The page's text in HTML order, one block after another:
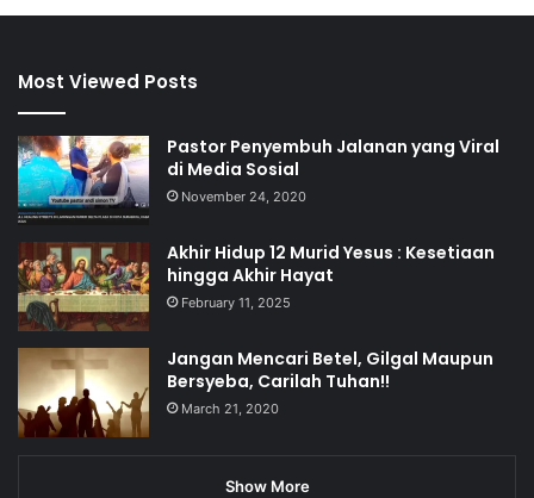
Most Viewed Posts
Pastor Penyembuh Jalanan yang Viral
di Media Sosial
November 24, 2020
Akhir Hidup 12 Murid Yesus : Kesetiaan
hingga Akhir Hayat
February 11, 2025
Jangan Mencari Betel, Gilgal Maupun
Bersyeba, Carilah Tuhan!!
March 21, 2020
Show More